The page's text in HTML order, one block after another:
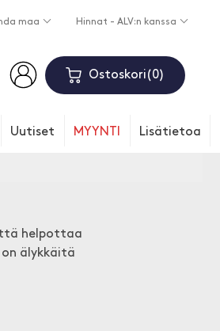
maa Hinnat - ALV:n kanssa
Ostoskori 0
Uutiset MYYNTI Lisätietoa
helpottaa
älykkäitä